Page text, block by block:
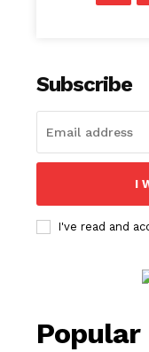
Subscribe
I
I've read and
Popular